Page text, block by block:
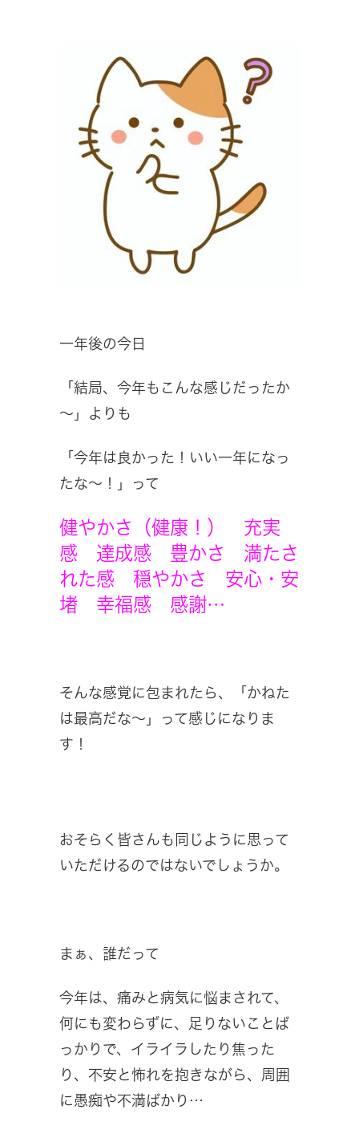
一年後の今日
「結局、今年もこんな感じだったか
～」よりも
「今年は良かった！いい一年になっ
たな～！」って
健やかさ（健康！）
充実
感
達成感
豊かさ 満たさ
れた感 穏やかさ 安心・安
堵 幸福感 感謝…
そんな感覚に包まれたら、「かねた
は最高だな～」って感じになりま
す！
おそらく皆さんも同じように思って
いただけるのではないでしょうか。
まぁ、誰だって
今年は、痛みと病気に悩まされて、
何にも変わらずに、足りないことば
っかりで、イライラしたり焦った
り、不安と怖れを抱きながら、周囲
に愚痴や不満ばかり…